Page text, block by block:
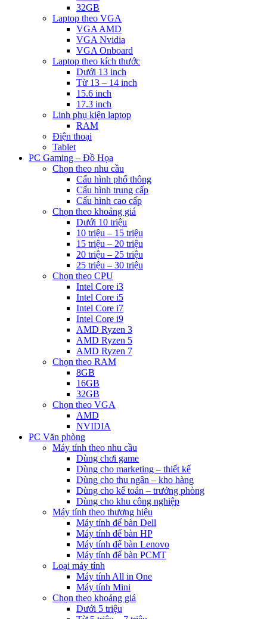
32GB
Laptop theo VGA
VGA AMD
VGA Nvidia
VGA Onboard
Laptop theo kích thước
Dưới 13 inch
Từ 13 – 14 inch
15.6 inch
17.3 inch
Linh phụ kiện laptop
RAM
Điện thoại
Tablet
PC Gaming – Đồ Họa
Chọn theo nhu cầu
Cấu hình phổ thông
Cấu hình trung cấp
Cấu hình cao cấp
Chọn theo khoảng giá
Dưới 10 triệu
10 triệu – 15 triệu
15 triệu – 20 triệu
20 triệu – 25 triệu
25 triệu – 30 triệu
Chọn theo CPU
Intel Core i3
Intel Core i5
Intel Core i7
Intel Core i9
AMD Ryzen 3
AMD Ryzen 5
AMD Ryzen 7
Chọn theo RAM
8GB
16GB
32GB
Chọn theo VGA
AMD
NVIDIA
PC Văn phòng
Máy tính theo nhu cầu
Dùng chơi game
Dùng cho marketing – thiết kế
Dùng cho thu ngân – kho hàng
Dùng cho kế toán – trưởng phòng
Dùng cho khu công nghiệp
Máy tính theo thương hiệu
Máy tính để bàn Dell
Máy tính để bàn HP
Máy tính để bàn Lenovo
Máy tính để bàn PCMT
Loại máy tính
Máy tính All in One
Máy tính Mini
Chọn theo khoảng giá
Dưới 5 triệu